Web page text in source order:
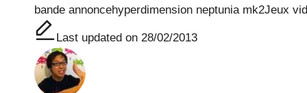
Tags:
bande annoncehyperdimension neptunia mk2Jeux
Last updated on 28/02/2013